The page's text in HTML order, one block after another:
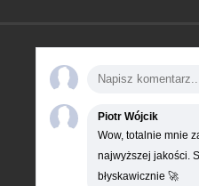
Piotr Wójcik
Wow, totalnie mnie
najwyższej jakości.
błyskawicznie 🚀